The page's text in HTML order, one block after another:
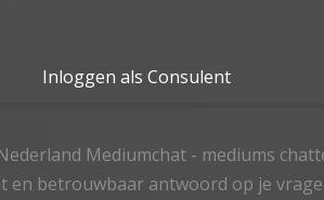
Inloggen als Consulent
Mediumchat - mediums
en betrouwbaar antwoord op je